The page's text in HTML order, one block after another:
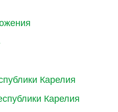
Карелия
Карелия